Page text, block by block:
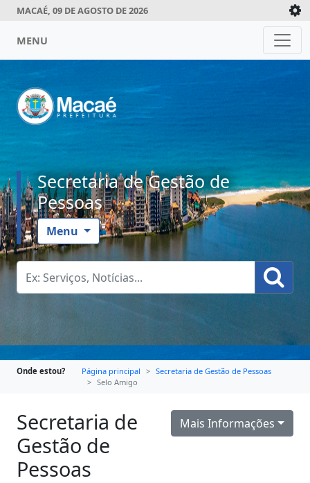
MACAÉ, 09 DE AGOSTO DE 2026
MENU
Secretaria de Gestão de
Pessoas
Menu
Onde estou? Página principal
Secretaria de Gestão de Pessoas
Selo Amigo
Mais Informações
Secretaria de
Gestão de
Pessoas